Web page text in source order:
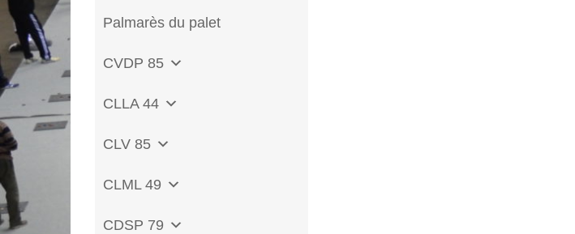
Palmarès du palet
CVDP 85
CLLA 44
CLV 85
CLML 49
CDSP 79